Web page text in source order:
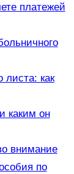
платежей
листа: как
каким он
внимание
по